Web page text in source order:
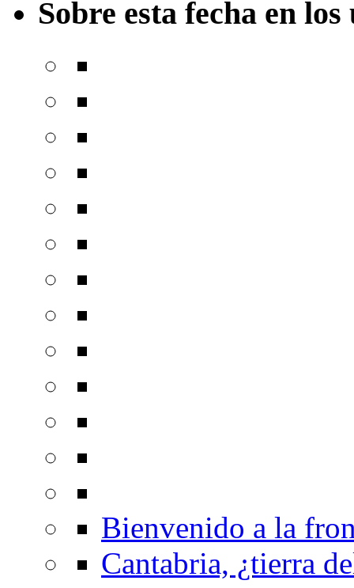
Sobre esta fecha en
Bienvenido a la
Cantabria, ¿tierra